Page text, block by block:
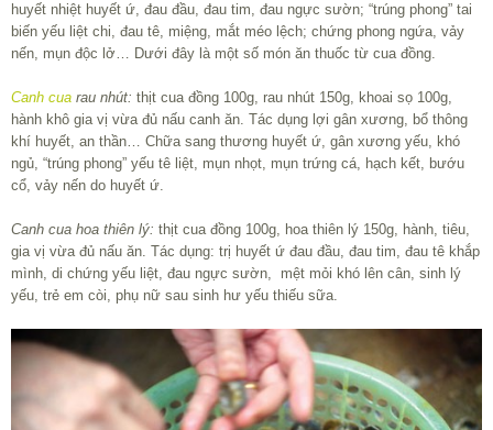
huyết nhiệt huyết ứ, đau đầu, đau tim, đau ngực sườn; “trúng phong” tai
biến yếu liệt chi, đau tê, miệng, mắt méo lệch; chứng phong ngứa, vảy
nến, mụn độc lở… Dưới đây là một số món ăn thuốc từ cua đồng.
Canh cua rau nhút: thịt cua đồng 100g, rau nhút 150g, khoai sọ 100g,
hành khô gia vị vừa đủ nấu canh ăn. Tác dụng lợi gân xương, bổ thông
khí huyết, an thần… Chữa sang thương huyết ứ, gân xương yếu, khó
ngủ, “trúng phong” yếu tê liệt, mụn nhọt, mụn trứng cá, hạch kết, bướu
cổ, vảy nến do huyết ứ.
Canh cua hoa thiên lý: thịt cua đồng 100g, hoa thiên lý 150g, hành, tiêu,
gia vị vừa đủ nấu ăn. Tác dụng: trị huyết ứ đau đầu, đau tim, đau tê khắp
mình, di chứng yếu liệt, đau ngực sườn, mệt mỏi khó lên cân, sinh lý
yếu, trẻ em còi, phụ nữ sau sinh hư yếu thiếu sữa.